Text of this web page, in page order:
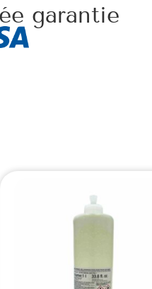
garantie